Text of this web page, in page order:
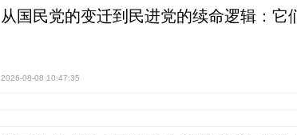
从国民党的变迁到民进党的续命逻辑：它
2026-08-08 10:47:35